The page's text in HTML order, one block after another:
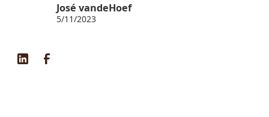
José vandeHoef
5/11/2023